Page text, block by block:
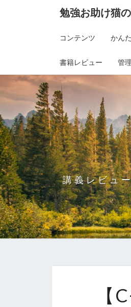
勉強お助け猫
コンテンツ かん
書籍レビュー 管
講義レビュ
【